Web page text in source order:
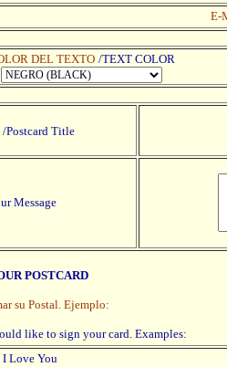
E-
DEL TEXTO /TEXT COLOR
/Postcard Title
Message
POSTCARD
su Postal. Ejemplo:
like to sign your card. Examples:
Love You